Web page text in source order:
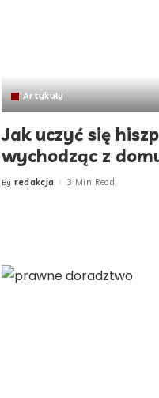
Artykuły
Jak uczyć się
wychodząc z
Posted
By redakcja 3 Min Read